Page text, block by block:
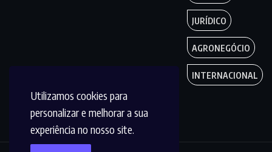
Utilizamos cookies para
personalizar e melhorar a sua
experiência no nosso site.
JURÍDICO
AGRONEGÓCIO
INTERNACIONAL